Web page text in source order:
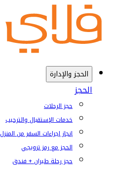
الحجز والإدارة
الحجز
حجز الرحلات
خدمات الإستقبال والترحيب
إنجاز إجراءات السفر من المنزل
الحجز مع رمز ترويجي
حجز رحلة طيران + فندق